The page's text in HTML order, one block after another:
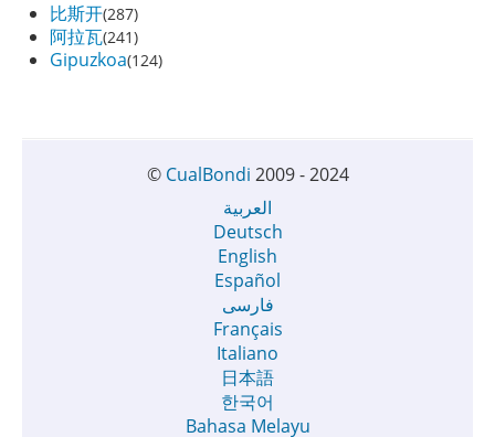
比斯开(287)
阿拉瓦(241)
Gipuzkoa(124)
© CualBondi 2009 - 2024
العربية
Deutsch
English
Español
فارسی
Français
Italiano
日本語
한국어
Bahasa Melayu